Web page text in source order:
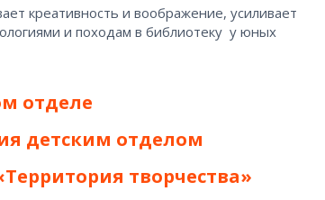
креативность и воображение, усиливает
и походам в библиотеку  у юных
отделе
детским отделом
творчества»